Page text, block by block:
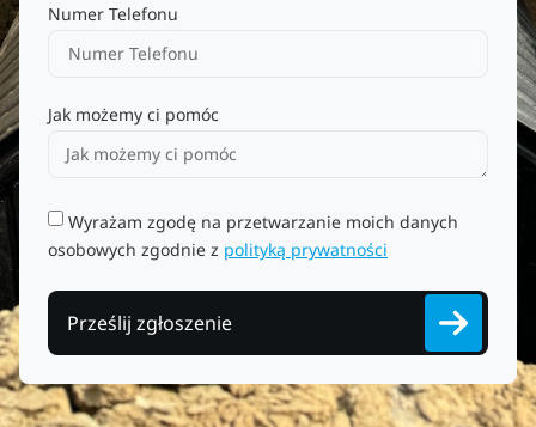
Numer Telefonu
Jak możemy ci pomóc
Wyrażam zgodę na przetwarzanie moich danych
osobowych zgodnie z polityką prywatności
Prześlij zgłoszenie